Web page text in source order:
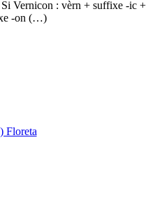
Vernicon : vèrn + suffixe -ic +
-on (…)
Floreta